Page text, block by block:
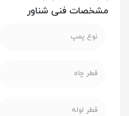
مشخصات فنی شناور
نوع پمپ
قطر چاه
قطر لوله